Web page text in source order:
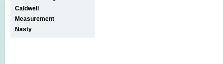
Caldwell
Measurement
Nasty